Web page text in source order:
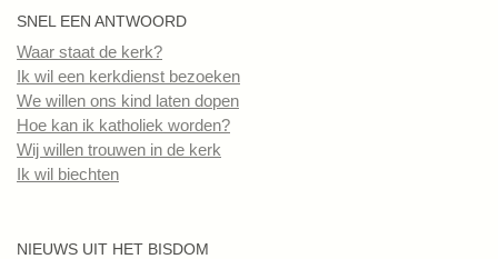
SNEL EEN ANTWOORD
Waar staat de kerk?
Ik wil een kerkdienst bezoeken
We willen ons kind laten dopen
Hoe kan ik katholiek worden?
Wij willen trouwen in de kerk
Ik wil biechten
NIEUWS UIT HET BISDOM